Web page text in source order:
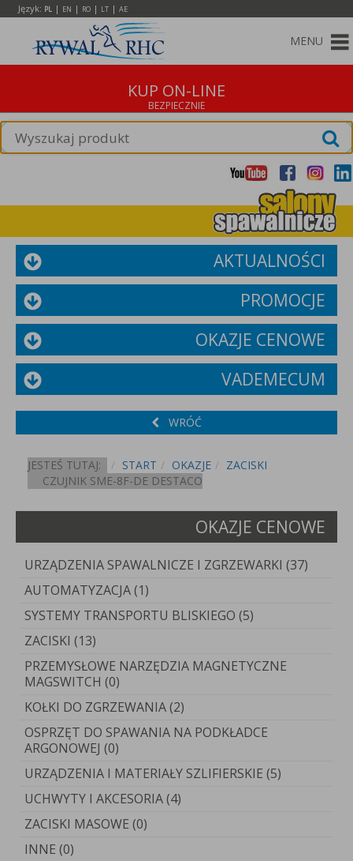
Język: PL | EN | RO | LT | AE
MENU
KUP ON-LINE
AKTUALNOŚCI
PROMOCJE
OKAZJE CENOWE
VADEMECUM
WRÓĆ
JESTEŚ TUTAJ: START OKAZJE
ZACISKI
CZUJNIK SME-8F-DE DESTACO
OKAZJE CENOWE
URZĄDZENIA SPAWALNICZE I ZGRZEWARKI (37)
AUTOMATYZACJA (1)
SYSTEMY TRANSPORTU BLISKIEGO (5)
ZACISKI (13)
PRZEMYSŁOWE NARZĘDZIA MAGNETYCZNE
MAGSWITCH (0)
KOŁKI DO ZGRZEWANIA (2)
OSPRZĘT DO SPAWANIA NA PODKŁADCE
ARGONOWEJ (0)
URZĄDZENIA I MATERIAŁY SZLIFIERSKIE (5)
UCHWYTY I AKCESORIA (4)
ZACISKI MASOWE (0)
INNE (0)